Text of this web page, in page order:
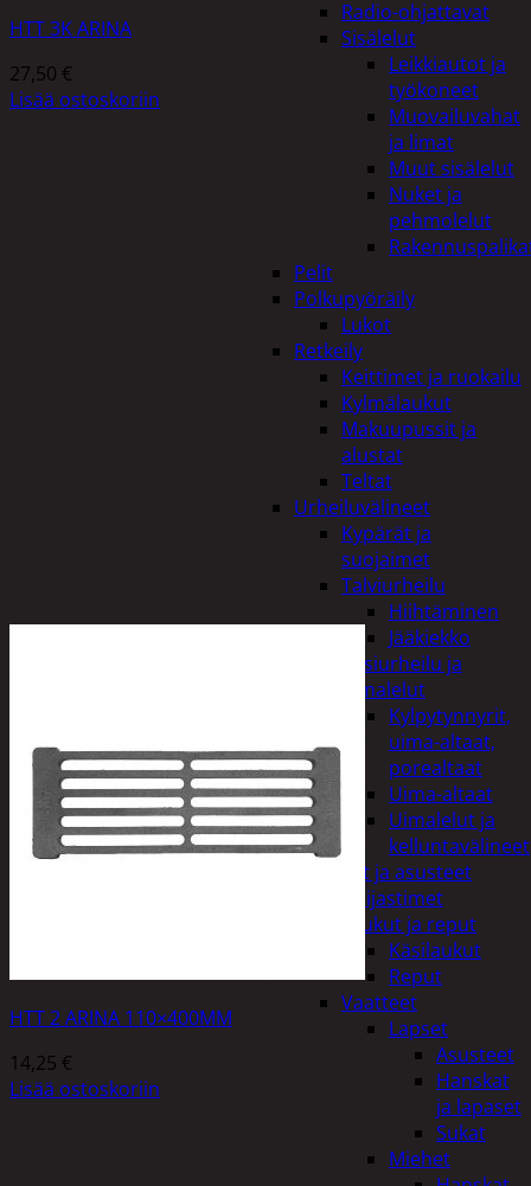
Radio-ohjattavat
Sisälelut
Leikkiautot ja
työkoneet
Muovailuvahat
ja limat
Muut sisälelut
Nuket ja
pehmolelut
Pelit
Polkupyöräily
Lukot
Retkeily
Keittimet ja ruokailu
Kylmälaukut
Makuupussit ja
alustat
Teltat
Urheiluvälineet
Kypärät ja
suojaimet
Talviurheilu
Hiihtäminen
Jääkiekko
Vesiurheilu ja
uimalelut
Kylpytynnyrit,
uima-altaat,
porealtaat
Uima-altaat
Uimalelut ja
kelluntavälineet
Vaatteet ja asusteet
Heijastimet
Laukut ja reput
Käsilaukut
Reput
Vaatteet
Lapset
Asusteet
Hanskat
ja lapaset
Sukat
Miehet
HTT 3K ARINA
27,50 €
Lisää ostoskoriin
HTT 2 ARINA 110×400MM
14,25 €
Lisää ostoskoriin